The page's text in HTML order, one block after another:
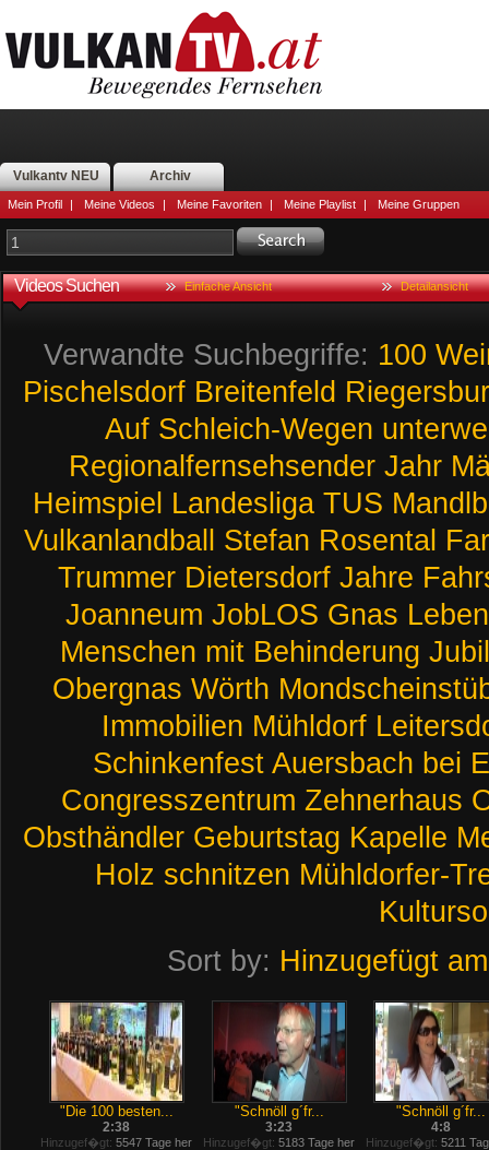
Vulkantv NEU Archiv
Mein Profil | Meine Videos | Meine Favoriten | Meine Playlist | Meine Gruppen
Videos Suchen Einfache Ansicht Detailansicht
Verwandte Suchbegriffe: 100
Pischelsdorf Breitenfeld
Auf Schleich-Wegen
Regionalfernsehsender Jahr
Heimspiel Landesliga TUS
Vulkanlandball
Stefan Rosental
Trummer Dietersdorf Jahre
Joanneum JobLOS Gnas
Menschen mit Behinderung
Obergnas Wörth
Immobilien Mühldorf
Schinkenfest Auersbach bei
Congresszentrum Zehnerhaus
Obsthändler Geburtstag Kapelle
Holz schnitzen Mühldorfer-
Sort by: Hinzugefügt am
"Die 100 besten...
2:38
Hinzugef�gt: 5547 Tage her
"Schnöll g´fr...
3:23
Hinzugef�gt: 5183 Tage her
"Schnöll g´fr...
4:8
Hinzugef�gt: 5211